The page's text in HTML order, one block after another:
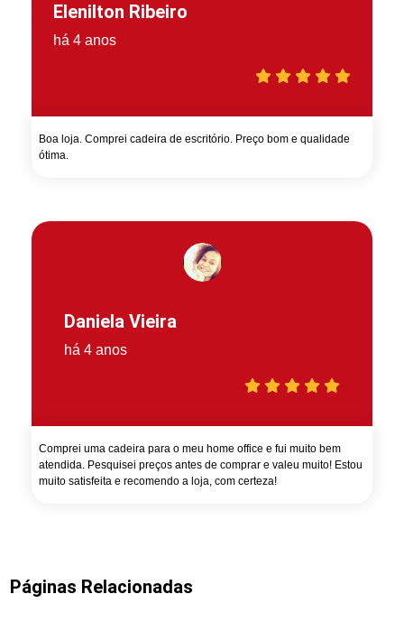
Elenilton Ribeiro
há 4 anos
Boa loja. Comprei cadeira de escritório. Preço bom e qualidade
ótima.
Daniela Vieira
há 4 anos
Comprei uma cadeira para o meu home office e fui muito bem
atendida. Pesquisei preços antes de comprar e valeu muito! Estou
muito satisfeita e recomendo a loja, com certeza!
Páginas Relacionadas